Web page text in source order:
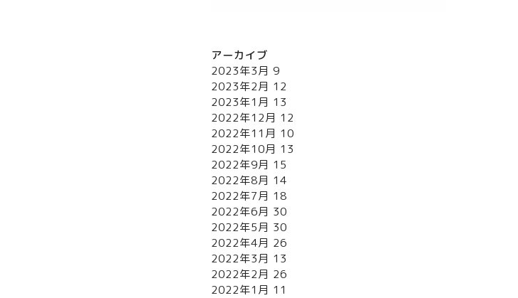
アーカイブ
2023年3月 9
2023年2月 12
2023年1月 13
2022年12月 12
2022年11月 10
2022年10月 13
2022年9月 15
2022年8月 14
2022年7月 18
2022年6月 30
2022年5月 30
2022年4月 26
2022年3月 13
2022年2月 26
2022年1月 11